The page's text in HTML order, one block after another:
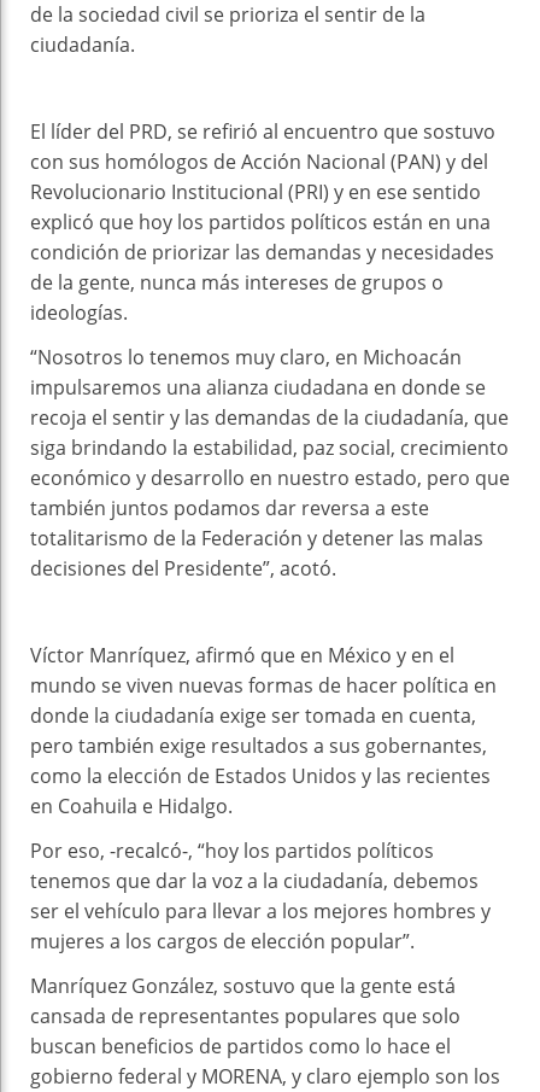
de la sociedad civil se prioriza el sentir de la
ciudadanía.
El líder del PRD, se refirió al encuentro que sostuvo
con sus homólogos de Acción Nacional (PAN) y del
Revolucionario Institucional (PRI) y en ese sentido
explicó que hoy los partidos políticos están en una
condición de priorizar las demandas y necesidades
de la gente, nunca más intereses de grupos o
ideologías.
“Nosotros lo tenemos muy claro, en Michoacán
impulsaremos una alianza ciudadana en donde se
recoja el sentir y las demandas de la ciudadanía, que
siga brindando la estabilidad, paz social, crecimiento
económico y desarrollo en nuestro estado, pero que
también juntos podamos dar reversa a este
totalitarismo de la Federación y detener las malas
decisiones del Presidente”, acotó.
Víctor Manríquez, afirmó que en México y en el
mundo se viven nuevas formas de hacer política en
donde la ciudadanía exige ser tomada en cuenta,
pero también exige resultados a sus gobernantes,
como la elección de Estados Unidos y las recientes
en Coahuila e Hidalgo.
Por eso, -recalcó-, “hoy los partidos políticos
tenemos que dar la voz a la ciudadanía, debemos
ser el vehículo para llevar a los mejores hombres y
mujeres a los cargos de elección popular”.
Manríquez González, sostuvo que la gente está
cansada de representantes populares que solo
buscan beneficios de partidos como lo hace el
gobierno federal y MORENA, y claro ejemplo son los